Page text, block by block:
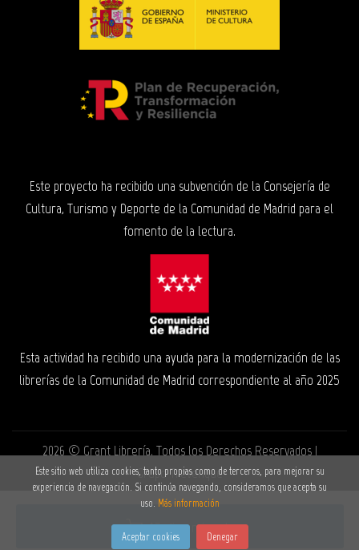
Añadir a mi cesta
Este proyecto ha recibido una subvención de la Consejería de
Cultura, Turismo y Deporte de la Comunidad de Madrid para el
fomento de la lectura.
Esta actividad ha recibido una ayuda para la modernización de las
librerías de la Comunidad de Madrid correspondiente al año 2025
2026 © Grant Librería. Todos los Derechos Reservados |
Grupo Trevenque
Este sitio web utiliza cookies, tanto propias como de terceros, para mejorar su
experiencia de navegación. Si continúa navegando, consideramos que acepta su
uso. Más información
Aceptar cookies Denegar